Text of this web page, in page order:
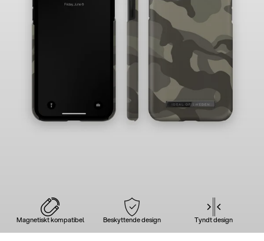
Magnetiskt kompatibel Beskyttende design Tyndt design